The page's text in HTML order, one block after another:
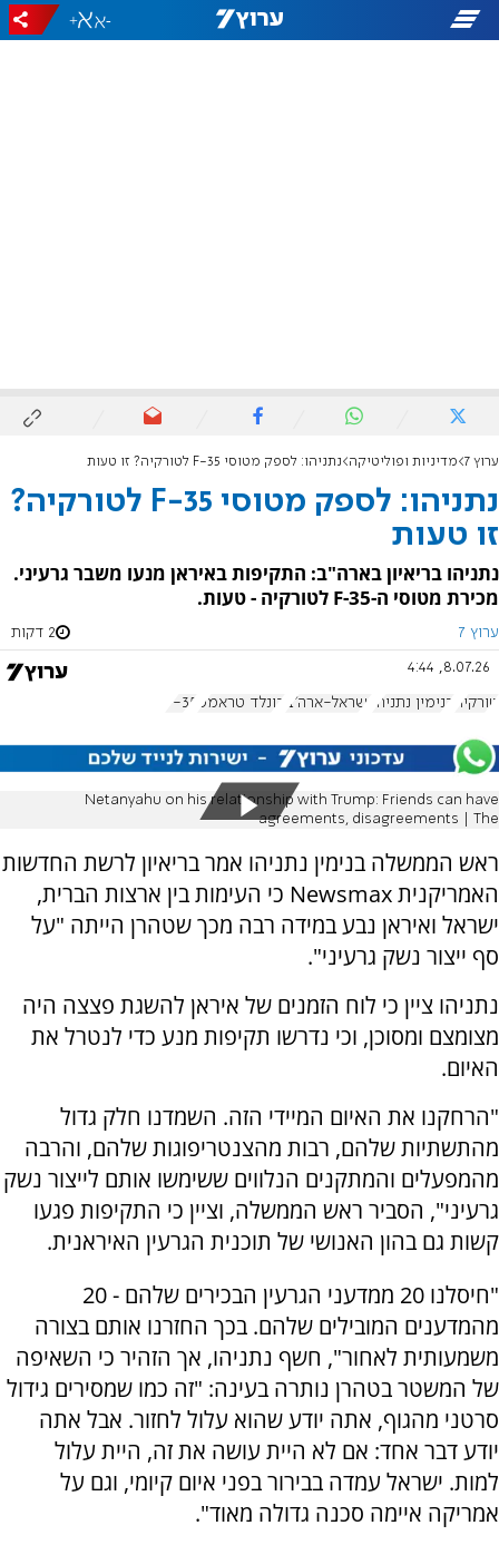
-
+
ערוץ 7 מדיניות ופוליטיקה נתניהו: לספק מטוסי F-35 לטורקיה? זו טעות
נתניהו: לספק מטוסי F-35 לטורקיה?
זו טעות
נתניהו בריאיון בארה"ב: התקיפות באיראן מנעו משבר גרעיני.
מכירת מטוסי ה-F-35 לטורקיה - טעות.
ערוץ 7 2 דקות
8.07.26, 4:44
טורקיה בנימין נתניהו ישראל-ארה"ב דונלד טראמפ F-35
Netanyahu on his relationship with Trump: Friends can have
agreements, disagreements | The
ראש הממשלה בנימין נתניהו אמר בריאיון לרשת החדשות
האמריקנית Newsmax כי העימות בין ארצות הברית,
ישראל ואיראן נבע במידה רבה מכך שטהרן הייתה "על
סף ייצור נשק גרעיני".
נתניהו ציין כי לוח הזמנים של איראן להשגת פצצה היה
מצומצם ומסוכן, וכי נדרשו תקיפות מנע כדי לנטרל את
האיום.
"הרחקנו את האיום המיידי הזה. השמדנו חלק גדול
מהתשתיות שלהם, רבות מהצנטריפוגות שלהם, והרבה
מהמפעלים והמתקנים הנלווים ששימשו אותם לייצור נשק
גרעיני", הסביר ראש הממשלה, וציין כי התקיפות פגעו
קשות גם בהון האנושי של תוכנית הגרעין האיראנית.
"חיסלנו 20 ממדעני הגרעין הבכירים שלהם - 20
מהמדענים המובילים שלהם. בכך החזרנו אותם בצורה
משמעותית לאחור", חשף נתניהו, אך הזהיר כי השאיפה
של המשטר בטהרן נותרה בעינה: "זה כמו שמסירים גידול
סרטני מהגוף, אתה יודע שהוא עלול לחזור. אבל אתה
יודע דבר אחד: אם לא היית עושה את זה, היית עלול
למות. ישראל עמדה בבירור בפני איום קיומי, וגם על
אמריקה איימה סכנה גדולה מאוד".